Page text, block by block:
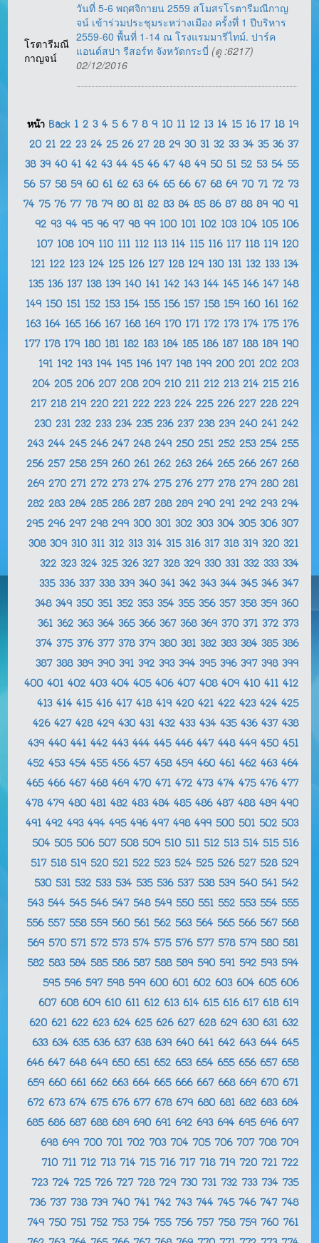
โรตารีมณี
กาญจน์
วันที่ 5-6 พฤศจิกายน 2559 สโมสรโรตารีมณีกาญ
จน์ เข้าร่วมประชุมระหว่างเมือง ครั้งทึ่ 1 ปีบริหาร
2559-60 พื้นที่ 1-14 ณ โรงแรมมารีไทม์. ปาร์ค
แอนด์สปา รีสอร์ท จังหวัดกระบี่ (ดู :6217)
02/12/2016
หน้า Back 1 2 3 4 5 6 7 8 9 10 11 12 13 14 15 16 17 18 19
20 21 22 23 24 25 26 27 28 29 30 31 32 33 34 35 36 37
38 39 40 41 42 43 44 45 46 47 48 49 50 51 52 53 54 55
56 57 58 59 60 61 62 63 64 65 66 67 68 69 70 71 72 73
74 75 76 77 78 79 80 81 82 83 84 85 86 87 88 89 90 91
92 93 94 95 96 97 98 99 100 101 102 103 104 105 106
107 108 109 110 111 112 113 114 115 116 117 118 119 120
121 122 123 124 125 126 127 128 129 130 131 132 133 134
135 136 137 138 139 140 141 142 143 144 145 146 147 148
149 150 151 152 153 154 155 156 157 158 159 160 161 162
163 164 165 166 167 168 169 170 171 172 173 174 175 176
177 178 179 180 181 182 183 184 185 186 187 188 189 190
191 192 193 194 195 196 197 198 199 200 201 202 203
204 205 206 207 208 209 210 211 212 213 214 215 216
217 218 219 220 221 222 223 224 225 226 227 228 229
230 231 232 233 234 235 236 237 238 239 240 241 242
243 244 245 246 247 248 249 250 251 252 253 254 255
256 257 258 259 260 261 262 263 264 265 266 267 268
269 270 271 272 273 274 275 276 277 278 279 280 281
282 283 284 285 286 287 288 289 290 291 292 293 294
295 296 297 298 299 300 301 302 303 304 305 306 307
308 309 310 311 312 313 314 315 316 317 318 319 320 321
322 323 324 325 326 327 328 329 330 331 332 333 334
335 336 337 338 339 340 341 342 343 344 345 346 347
348 349 350 351 352 353 354 355 356 357 358 359 360
361 362 363 364 365 366 367 368 369 370 371 372 373
374 375 376 377 378 379 380 381 382 383 384 385 386
387 388 389 390 391 392 393 394 395 396 397 398 399
400 401 402 403 404 405 406 407 408 409 410 411 412
413 414 415 416 417 418 419 420 421 422 423 424 425
426 427 428 429 430 431 432 433 434 435 436 437 438
439 440 441 442 443 444 445 446 447 448 449 450 451
452 453 454 455 456 457 458 459 460 461 462 463 464
465 466 467 468 469 470 471 472 473 474 475 476 477
478 479 480 481 482 483 484 485 486 487 488 489 490
491 492 493 494 495 496 497 498 499 500 501 502 503
504 505 506 507 508 509 510 511 512 513 514 515 516
517 518 519 520 521 522 523 524 525 526 527 528 529
530 531 532 533 534 535 536 537 538 539 540 541 542
543 544 545 546 547 548 549 550 551 552 553 554 555
556 557 558 559 560 561 562 563 564 565 566 567 568
569 570 571 572 573 574 575 576 577 578 579 580 581
582 583 584 585 586 587 588 589 590 591 592 593 594
595 596 597 598 599 600 601 602 603 604 605 606
607 608 609 610 611 612 613 614 615 616 617 618 619
620 621 622 623 624 625 626 627 628 629 630 631 632
633 634 635 636 637 638 639 640 641 642 643 644 645
646 647 648 649 650 651 652 653 654 655 656 657 658
659 660 661 662 663 664 665 666 667 668 669 670 671
672 673 674 675 676 677 678 679 680 681 682 683 684
685 686 687 688 689 690 691 692 693 694 695 696 697
698 699 700 701 702 703 704 705 706 707 708 709
710 711 712 713 714 715 716 717 718 719 720 721 722
723 724 725 726 727 728 729 730 731 732 733 734 735
736 737 738 739 740 741 742 743 744 745 746 747 748
749 750 751 752 753 754 755 756 757 758 759 760 761